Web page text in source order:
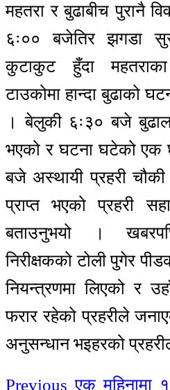
महतरा र बुढाबीच पुरानै
६ः०० बजेतिर झगडा
कुटाकुट हुँदा
टाउकोमा हान्दा बुढाको
। बेलुकी ६ः३० बजे
भएको र घटना घटेको एक
बजे अस्थायी प्रहरी चौकी
प्राप्त भएको प्रहरी
बताउनुभयो ।
निरीक्षकको टोली पुगेर
नियन्त्रणमा लिएको र
फरार रहेको प्रहरीले
अनुसन्धान भइहरको
Previous एक महिनामा